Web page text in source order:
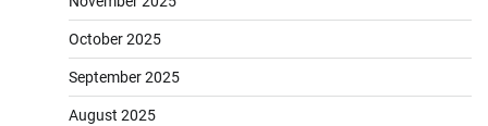
October 2025
September 2025
August 2025